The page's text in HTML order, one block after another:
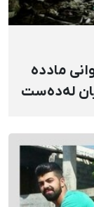
ماددە
لەدەست